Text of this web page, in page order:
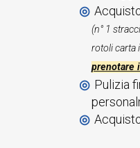
(n° 1
rotoli carta
prenotare
Pulizia